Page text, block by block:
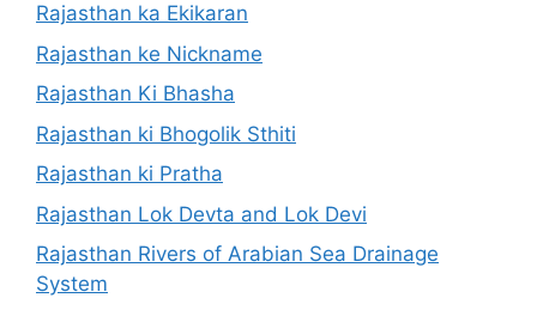
Rajasthan ka Ekikaran
Rajasthan ke Nickname
Rajasthan Ki Bhasha
Rajasthan ki Bhogolik Sthiti
Rajasthan ki Pratha
Rajasthan Lok Devta and Lok Devi
Rajasthan Rivers of Arabian Sea Drainage
System